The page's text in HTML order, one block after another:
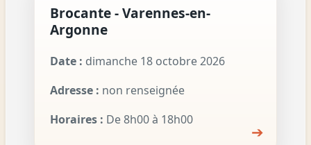
Brocante - Varennes-en-
Argonne
Date : dimanche 18 octobre 2026
Adresse : non renseignée
Horaires : De 8h00 à 18h00
➔